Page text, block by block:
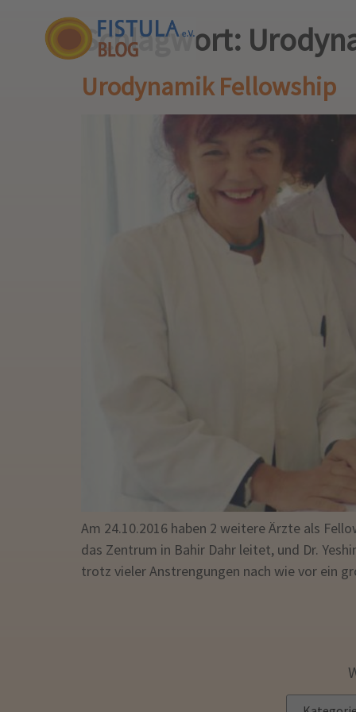
Schlagwort:
Urodynamik Fellowship
Am 24.10.2016 haben 2 weitere Ärzte als
das Zentrum in Bahir Dahr leitet, und Dr.
trotz vieler Anstrengungen nach wie vor ein